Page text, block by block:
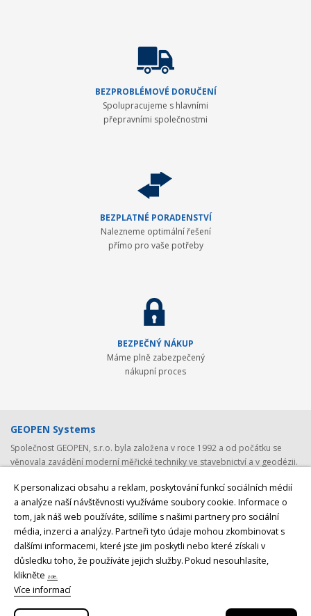
K personalizaci obsahu a reklam, poskytování funkcí sociálních médií
a analýze naší návštěvnosti využíváme soubory cookie. Informace o
tom, jak náš web používáte, sdílíme s našimi partnery pro sociální
média, inzerci a analýzy. Partneři tyto údaje mohou zkombinovat s
dalšími informacemi, které jste jim poskytli nebo které získali v
důsledku toho, že používáte jejich služby.Pokud nesouhlasíte,
klikněte zde.
Více informací
BEZPROBLÉMOVÉ DORUČENÍ
Spolupracujeme s hlavními
přepravními společnostmi
BEZPLATNÉ PORADENSTVÍ
Nalezneme optimální řešení
přímo pro vaše potřeby
BEZPEČNÝ NÁKUP
Máme plně zabezpečený
nákupní proces
GEOPEN Systems
Společnost GEOPEN, s.r.o. byla založena v roce 1992 a od počátku se
věnovala zavádění moderní měřické techniky ve stavebnictví a v geodézii.
přední japonský výrobce (nejen) geodetické techniky. Postupem času byla
nabídka rozšířena o spolehlivá laserová zařízení Laser Alignment a
Mikrofyn. S rozvojem satelitních systémů jsme v roce 2008 navázali
spolupráci se společností Javad GNSS, světovým producentem GNSS
přijímačů a GNSS anténz USA. V posledních letech byly do naší nabídky
přidány ještě lokátory podzemních vedeníCableDetection a speciální
laserová technika značek AMA Laser a Theis
významných, krokem bylo rozšíření naší nabídky o špičkovou měřící